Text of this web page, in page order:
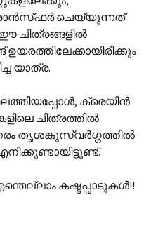
ചെയ്യുന്നത്
ചിത്രങ്ങളില്‍
യാത്ര.
ക്രെയിന്‍
ചിത്രത്തില്‍
തൃശങ്കുസ്വര്‍ഗ്ഗത്തില്‍
കഷ്ടപ്പാടുകള്‍!!